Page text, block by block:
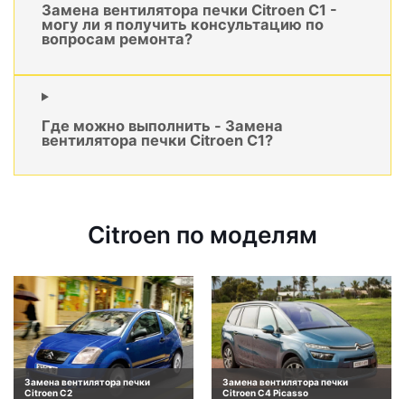
Замена вентилятора печки Citroen C1 -
могу ли я получить консультацию по
вопросам ремонта?
Где можно выполнить - Замена
вентилятора печки Citroen C1?
Citroen по моделям
Замена вентилятора печки
Citroen C2
Замена вентилятора печки
Citroen C4 Picasso